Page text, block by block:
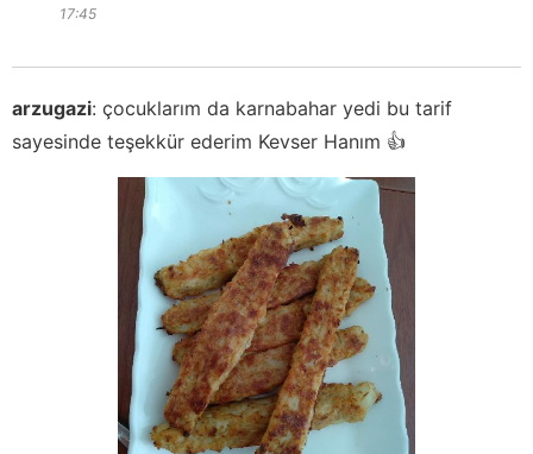
17:45
arzugazi: çocuklarım da karnabahar yedi bu tarif
sayesinde teşekkür ederim Kevser Hanım 👍